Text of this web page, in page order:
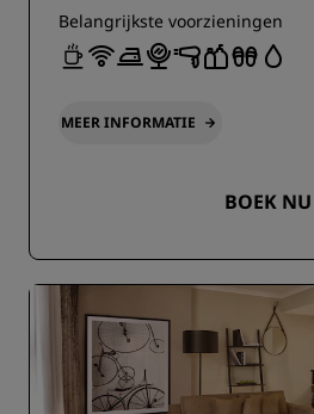
Belangrijkste voorzieningen
MEER INFORMATIE
BOEK NU